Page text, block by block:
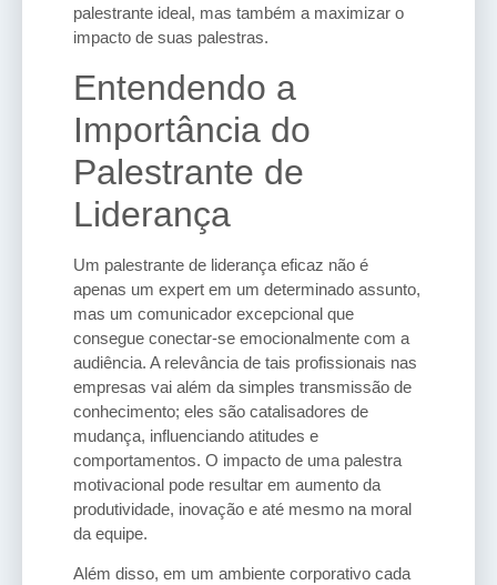
palestrante ideal, mas também a maximizar o
impacto de suas palestras.
Entendendo a
Importância do
Palestrante de
Liderança
Um palestrante de liderança eficaz não é
apenas um expert em um determinado assunto,
mas um comunicador excepcional que
consegue conectar-se emocionalmente com a
audiência. A relevância de tais profissionais nas
empresas vai além da simples transmissão de
conhecimento; eles são catalisadores de
mudança, influenciando atitudes e
comportamentos. O impacto de uma palestra
motivacional pode resultar em aumento da
produtividade, inovação e até mesmo na moral
da equipe.
Além disso, em um ambiente corporativo cada